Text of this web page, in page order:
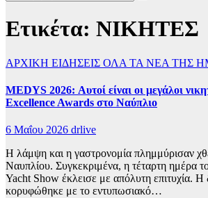
Ετικέτα: ΝΙΚΗΤΕΣ
ΑΡΧΙΚΗ ΕΙΔΗΣΕΙΣ ΟΛΑ ΤΑ ΝΕΑ ΤΗΣ
MEDYS 2026: Αυτοί είναι οι μεγάλοι
Excellence Awards στο Ναύπλιο
6 Μαΐου 2026 drlive
Η λάμψη και η γαστρονομία πλημμύρισαν
Ναυπλίου. Συγκεκριμένα, η τέταρτη ημέρα
Yacht Show έκλεισε με απόλυτη επιτυχία.
κορυφώθηκε με το εντυπωσιακό…